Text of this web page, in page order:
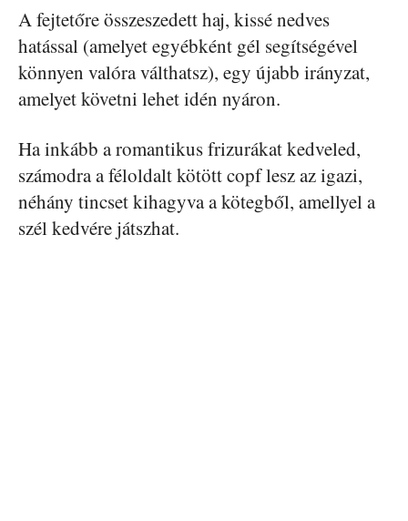
A fejtetőre összeszedett haj, kissé nedves
hatással (amelyet egyébként gél segítségével
könnyen valóra válthatsz), egy újabb irányzat,
amelyet követni lehet idén nyáron.
Ha inkább a romantikus frizurákat kedveled,
számodra a féloldalt kötött copf lesz az igazi,
néhány tincset kihagyva a kötegből, amellyel a
szél kedvére játszhat.